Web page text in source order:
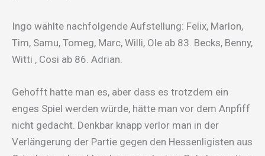
Ingo wählte nachfolgende Aufstellung: Felix, Marlon,
Tim, Samu, Tomeg, Marc, Willi, Ole ab 83. Becks, Benny,
Witti , Cosi ab 86. Adrian.
Gehofft hatte man es, aber dass es trotzdem ein
enges Spiel werden würde, hätte man vor dem Anpfiff
nicht gedacht. Denkbar knapp verlor man in der
Verlängerung der Partie gegen den Hessenligisten aus